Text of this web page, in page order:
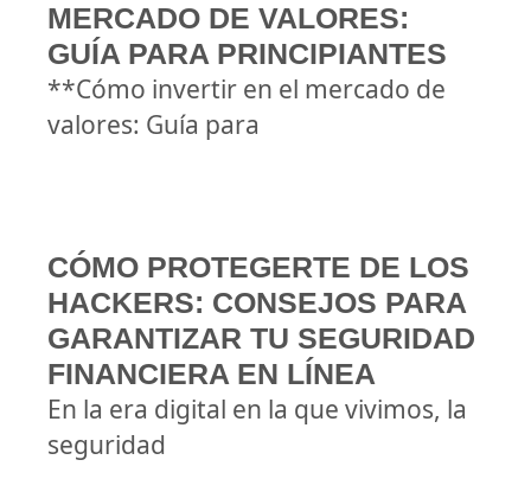
MERCADO DE VALORES:
GUÍA PARA PRINCIPIANTES
**Cómo invertir en el mercado de
valores: Guía para
CÓMO PROTEGERTE DE LOS
HACKERS: CONSEJOS PARA
GARANTIZAR TU SEGURIDAD
FINANCIERA EN LÍNEA
En la era digital en la que vivimos, la
seguridad